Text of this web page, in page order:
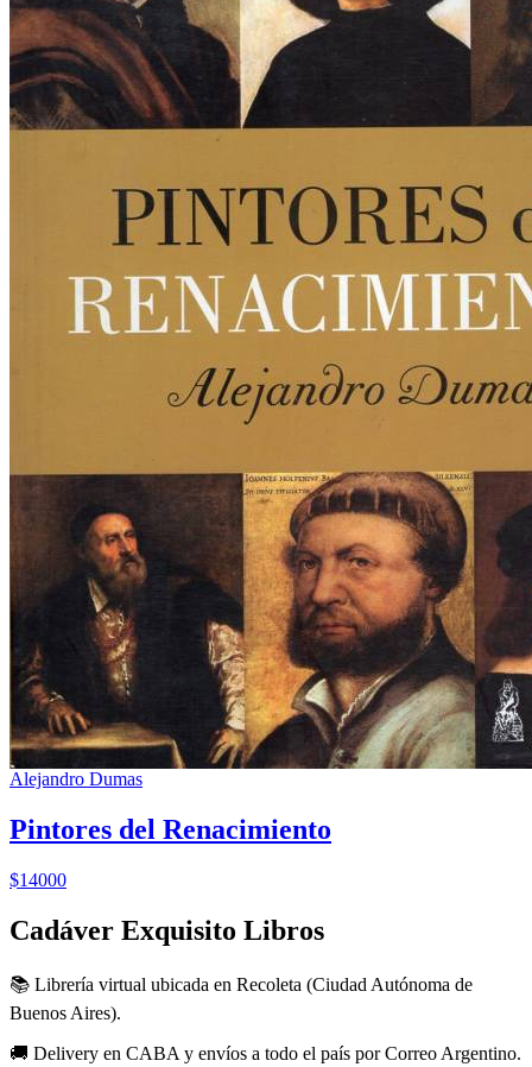
Alejandro Dumas
Pintores del Renacimiento
$14000
Cadáver Exquisito Libros
📚 Librería virtual ubicada en Recoleta (Ciudad Autónoma de
Buenos Aires).
🚚 Delivery en CABA y envíos a todo el país por Correo Argentino.